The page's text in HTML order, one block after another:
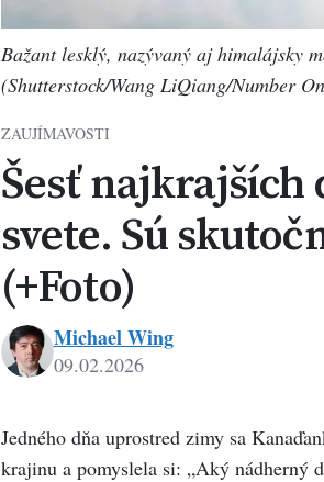
Bažant lesklý, nazývaný aj himalájsky
(Shutterstock/Wang LiQiang/Number
ZAUJÍMAVOSTI
Šesť najkrajších
svete. Sú
(+Foto)
Wing
Michael Wing
09.02.2026
Jedného dňa uprostred zimy sa
krajinu a pomyslela si: „Aký nádherný